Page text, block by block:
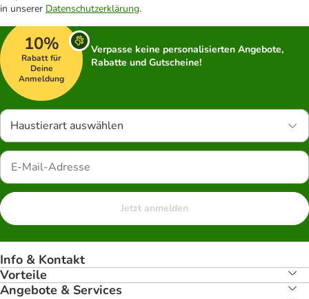
in unserer Datenschutzerklärung.
10%
Rabatt für
Deine
Anmeldung
Verpasse keine personalisierten Angebote,
Rabatte und Gutscheine!
Haustierart auswählen
Jetzt anmelden
Info & Kontakt
Vorteile
Angebote & Services